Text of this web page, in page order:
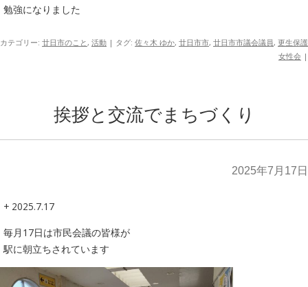
勉強になりました
カテゴリー: 廿日市のこと, 活動 | タグ: 佐々木 ゆか, 廿日市市, 廿日市市議会議員, 更生保護
女性会 |
挨拶と交流でまちづくり
2025年7月17日
+ 2025.7.17
毎月17日は市民会議の皆様が
駅に朝立ちされています